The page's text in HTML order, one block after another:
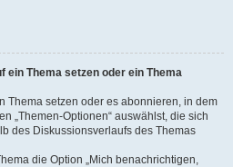
ein Thema setzen oder ein Thema
Thema setzen oder es abonnieren, in dem
„Themen-Optionen“ auswählst, die sich
des Diskussionsverlaufs des Themas
die Option „Mich benachrichtigen,